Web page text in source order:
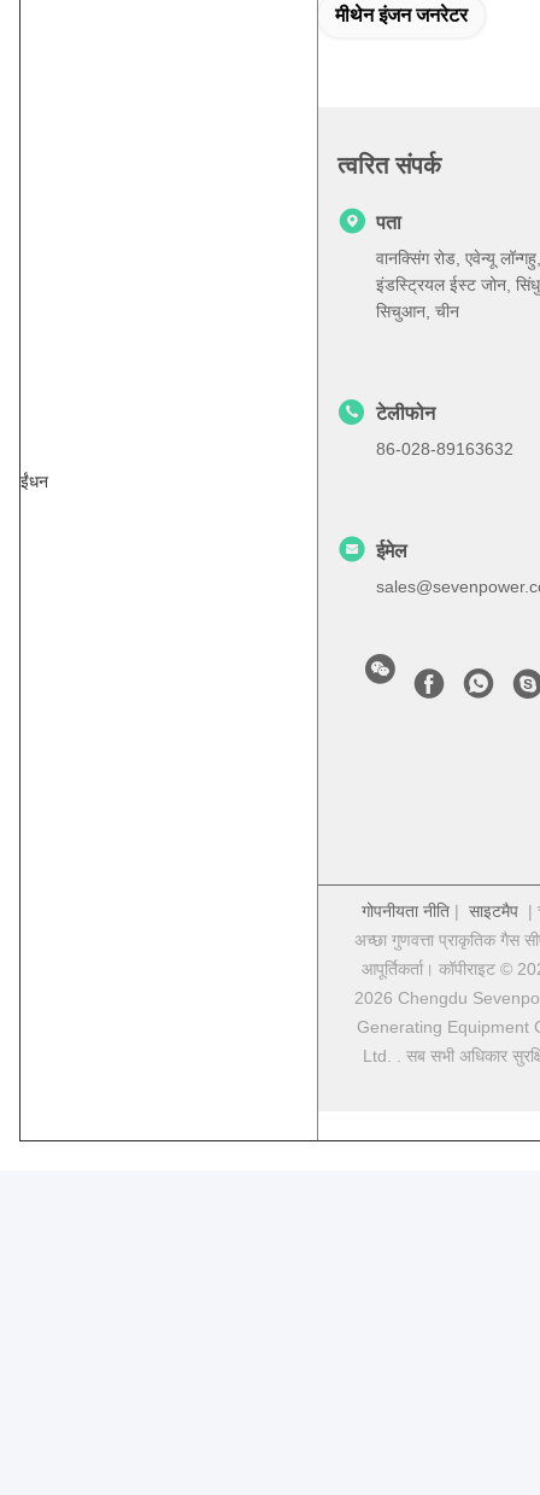
ईंधन
मीथेन इंजन जनरेटर
त्वरित संपर्क
पता
वानक्सिंग रोड, एवेन्यू लॉन्गहु,
इंडस्ट्रियल ईस्ट जोन,
सिचुआन, चीन
टेलीफोन
86-028-89163632
ईमेल
गोपनीयता नीति| साइटमैप|
अच्छा गुणवत्ता प्राकृतिक गैस
आपूर्तिकर्ता। कॉपीराइट ©
2026 Chengdu
Generating Equipment
Ltd. . सब सभी अधिकार